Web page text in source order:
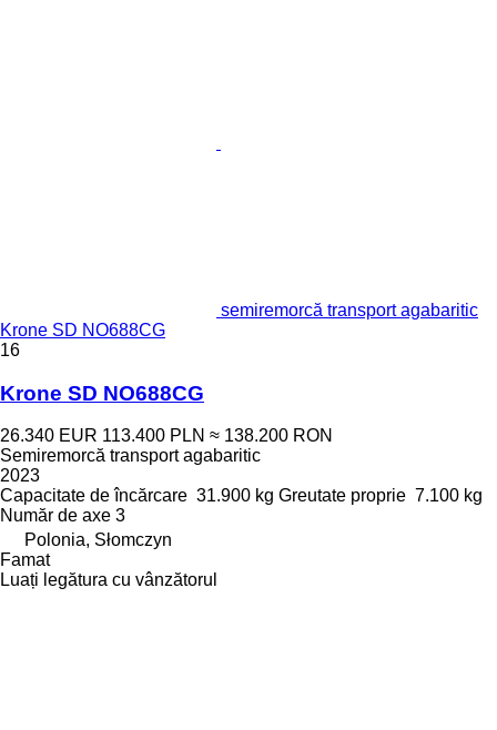
semiremorcă transport agabaritic
Krone SD NO688CG
16
Krone SD NO688CG
26.340 EUR 113.400 PLN ≈ 138.200 RON
Semiremorcă transport agabaritic
2023
Capacitate de încărcare 31.900 kg Greutate proprie 7.100 kg
Număr de axe 3
Polonia, Słomczyn
Famat
Luați legătura cu vânzătorul